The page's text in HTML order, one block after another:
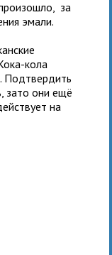
за
эмали.
кола
Подтвердить
зато они ещё
на